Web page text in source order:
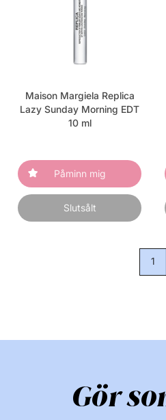
Maison Margiela Replica
Lazy Sunday Morning EDT
10 ml
Påminn mig
Slutsålt
1
Gör